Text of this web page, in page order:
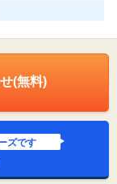
(無料)
ズです